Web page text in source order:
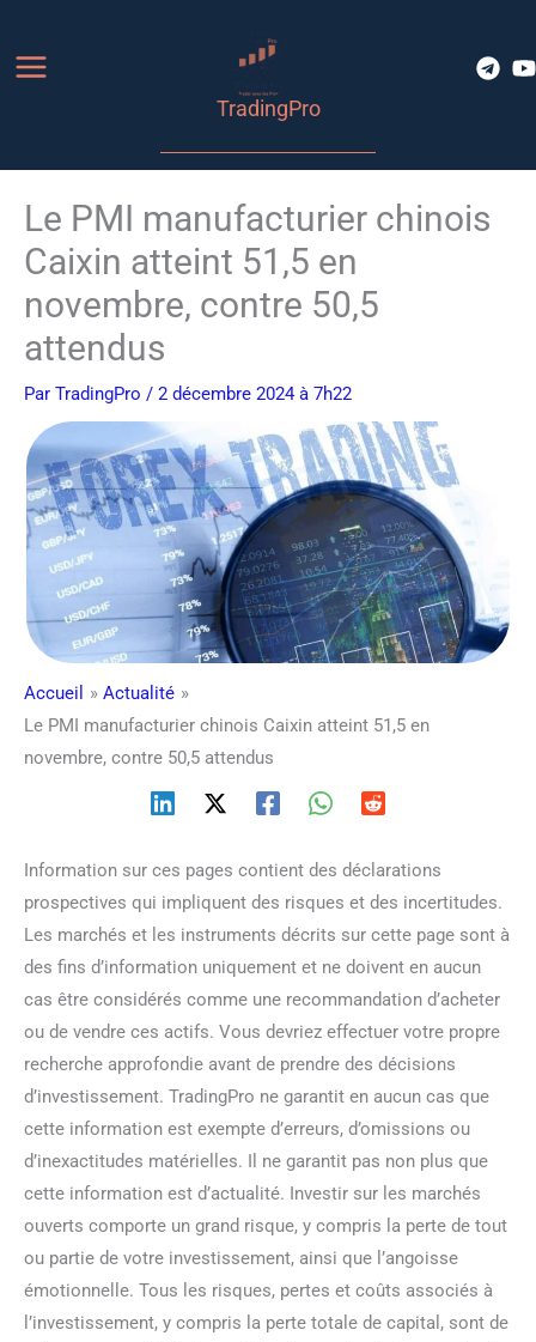
contenu
TradingPro
Le PMI manufacturier chinois
Caixin atteint 51,5 en
novembre, contre 50,5
attendus
Par TradingPro / 2 décembre 2024 à 7h22
Accueil
Actualité
Le PMI manufacturier chinois Caixin atteint 51,5 en
novembre, contre 50,5 attendus
Information sur ces pages contient des déclarations
prospectives qui impliquent des risques et des incertitudes.
Les marchés et les instruments décrits sur cette page sont à
des fins d’information uniquement et ne doivent en aucun
cas être considérés comme une recommandation d’acheter
ou de vendre ces actifs. Vous devriez effectuer votre propre
recherche approfondie avant de prendre des décisions
d’investissement. TradingPro ne garantit en aucun cas que
cette information est exempte d’erreurs, d’omissions ou
d’inexactitudes matérielles. Il ne garantit pas non plus que
cette information est d’actualité. Investir sur les marchés
ouverts comporte un grand risque, y compris la perte de tout
ou partie de votre investissement, ainsi que l’angoisse
émotionnelle. Tous les risques, pertes et coûts associés à
l’investissement, y compris la perte totale de capital, sont de